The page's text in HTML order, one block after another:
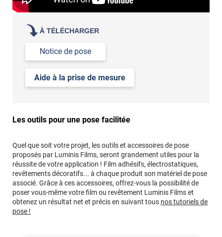
À TÉLÉCHARGER
Notice de pose
Aide à la prise de mesure
Les outils pour une pose facilitée
Quel que soit votre projet, les outils et accessoires de pose
proposés par Luminis Films, seront grandement utiles pour la
réussite de votre application ! Film adhésifs, électrostatiques,
revêtements décoratifs... à chaque produit son matériel de pose
associé. Grâce à ces accessoires, offrez-vous la possibilité de
poser vous-même votre film ou revêtement Luminis Films et
obtenez un résultat net et précis en suivant tous nos tutoriels de
pose !